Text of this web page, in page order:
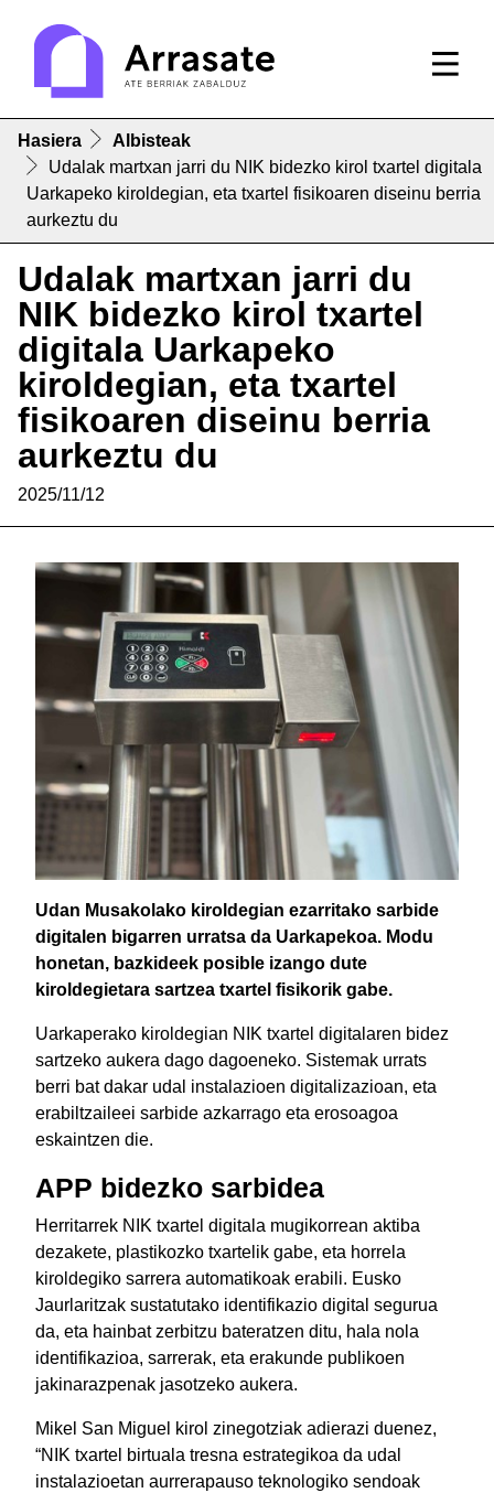
Hasiera
Albisteak
Udalak martxan jarri du NIK bidezko kirol txartel digitala
Uarkapeko kiroldegian, eta txartel fisikoaren diseinu berria
aurkeztu du
Udalak martxan jarri du
NIK bidezko kirol txartel
digitala Uarkapeko
kiroldegian, eta txartel
fisikoaren diseinu berria
aurkeztu du
2025/11/12
Udan Musakolako kiroldegian ezarritako sarbide
digitalen bigarren urratsa da Uarkapekoa. Modu
honetan, bazkideek posible izango dute
kiroldegietara sartzea txartel fisikorik gabe.
Uarkaperako kiroldegian NIK txartel digitalaren bidez
sartzeko aukera dago dagoeneko. Sistemak urrats
berri bat dakar udal instalazioen digitalizazioan, eta
erabiltzaileei sarbide azkarrago eta erosoagoa
eskaintzen die.
APP bidezko sarbidea
Herritarrek NIK txartel digitala mugikorrean aktiba
dezakete, plastikozko txartelik gabe, eta horrela
kiroldegiko sarrera automatikoak erabili. Eusko
Jaurlaritzak sustatutako identifikazio digital segurua
da, eta hainbat zerbitzu bateratzen ditu, hala nola
identifikazioa, sarrerak, eta erakunde publikoen
jakinarazpenak jasotzeko aukera.
Mikel San Miguel kirol zinegotziak adierazi duenez,
“NIK txartel birtuala tresna estrategikoa da udal
instalazioetan aurrerapauso teknologiko sendoak